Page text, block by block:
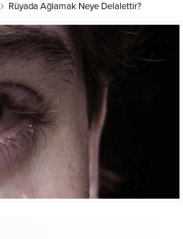
Rüyada Ağlamak Neye Delalettir?